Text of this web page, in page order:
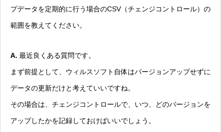
プデータを定期的に行う場合のCSV（チェンジコントロール）の
範囲を教えてください。
A. 最近良くある質問です。
まず前提として、ウィルスソフト自体はバージョンアップせずに
データの更新だけと考えていいですね。
その場合は、チェンジコントロールで、いつ、どのバージョンを
アップしたかを記録しておけばいいでしょう。